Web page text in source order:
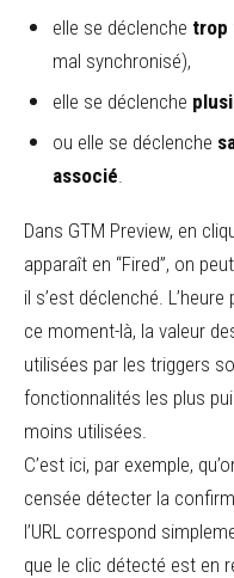
elle se déclenche trop
mal synchronisé),
elle se déclenche
ou elle se déclenche
associé.
Dans GTM Preview, en
apparaît en “Fired”, on
il s’est déclenché.
ce moment-là, la valeur
utilisées par les triggers
fonctionnalités les plus
moins utilisées.
C’est ici, par exemple,
censée détecter la
l’URL correspond
que le clic détecté est en